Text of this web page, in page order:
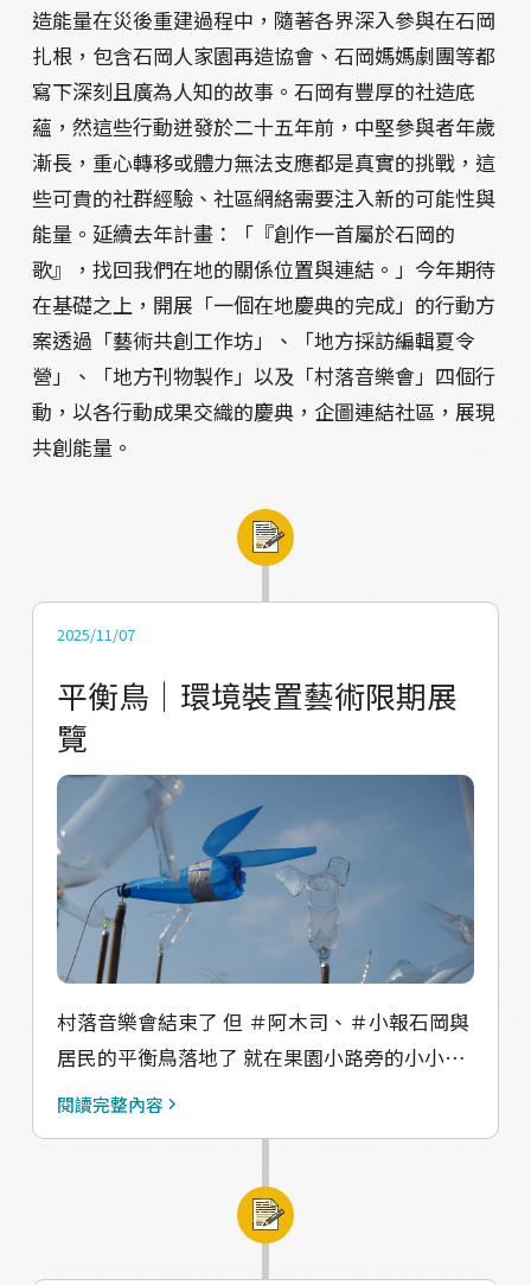
造能量在災後重建過程中，隨著各界深入參與在石岡
扎根，包含石岡人家園再造協會、石岡媽媽劇團等都
寫下深刻且廣為人知的故事。石岡有豐厚的社造底
蘊，然這些行動迸發於二十五年前，中堅參與者年歲
漸長，重心轉移或體力無法支應都是真實的挑戰，這
些可貴的社群經驗、社區網絡需要注入新的可能性與
能量。延續去年計畫：「『創作一首屬於石岡的
歌』，找回我們在地的關係位置與連結。」今年期待
在基礎之上，開展「一個在地慶典的完成」的行動方
案透過「藝術共創工作坊」、「地方採訪編輯夏令
營」、「地方刊物製作」以及「村落音樂會」四個行
動，以各行動成果交織的慶典，企圖連結社區，展現
共創能量。
2025/11/07
平衡鳥｜環境裝置藝術限期展
覽
村落音樂會結束了 但 ＃阿木司、＃小報石岡與
居民的平衡鳥落地了 就在果園小路旁的小小空
地 眼前的風景除了搖擺的「平衡鳥」 後方背景
閱讀完整內容